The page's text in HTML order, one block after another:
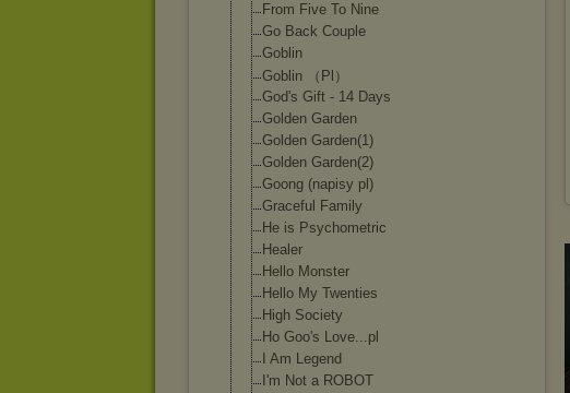
From Five To Nine
Go Back Couple
Goblin
Goblin （Pl）
God's Gift - 14 Days
Golden Garden
Golden Garden(1)
Golden Garden(2)
Goong (napisy pl)
Graceful Family
He is Psychometric
Healer
Hello Monster
Hello My Twenties
High Society
Ho Goo's Love...pl
I Am Legend
I'm Not a ROBOT